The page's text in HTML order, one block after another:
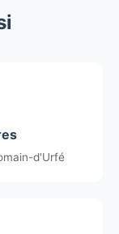
d'Urfé